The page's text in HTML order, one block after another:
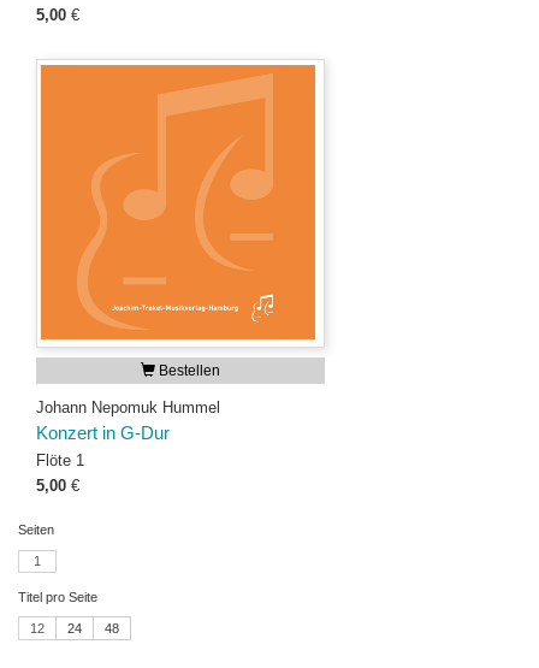
5,00 €
Bestellen
Johann Nepomuk Hummel
Konzert in G-Dur
Flöte 1
5,00 €
Seiten
1
Titel pro Seite
12 24 48